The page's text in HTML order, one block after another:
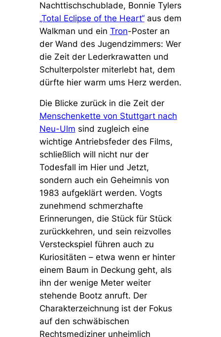
Nachttischschublade, Bonnie Tylers
„Total Eclipse of the Heart“aus dem
Walkman und ein Tron-Poster an
der Wand des Jugendzimmers: Wer
die Zeit der Lederkrawatten und
Schulterpolster miterlebt hat, dem
dürfte hier warm ums Herz werden.
Die Blicke zurück in die Zeit der
Menschenkette von Stuttgart nach
Neu-Ulm sind zugleich eine
wichtige Antriebsfeder des Films,
schließlich will nicht nur der
Todesfall im Hier und Jetzt,
sondern auch ein Geheimnis von
1983 aufgeklärt werden. Vogts
zunehmend schmerzhafte
Erinnerungen, die Stück für Stück
zurückkehren, und sein reizvolles
Versteckspiel führen auch zu
Kuriositäten – etwa wenn er hinter
einem Baum in Deckung geht, als
ihn der wenige Meter weiter
stehende Bootz anruft. Der
Charakterzeichnung ist der Fokus
auf den schwäbischen
Rechtsmediziner unheimlich